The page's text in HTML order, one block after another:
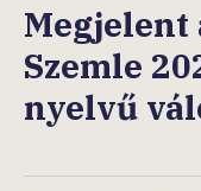
Szemle
nyelvű